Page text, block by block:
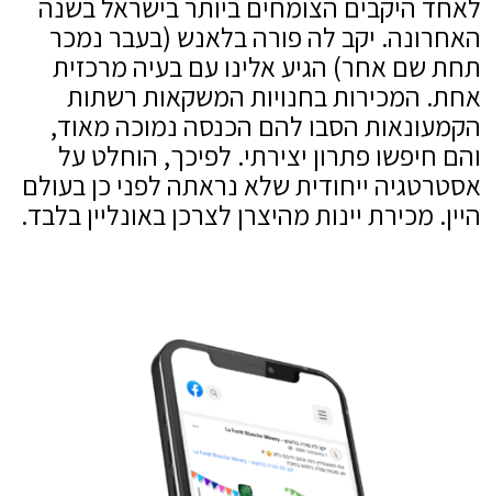
לאחד היקבים הצומחים ביותר בישראל בשנה
האחרונה. יקב לה פורה בלאנש (בעבר נמכר
תחת שם אחר) הגיע אלינו עם בעיה מרכזית
אחת. המכירות בחנויות המשקאות רשתות
הקמעונאות הסבו להם הכנסה נמוכה מאוד,
והם חיפשו פתרון יצירתי. לפיכך, הוחלט על
אסטרטגיה ייחודית שלא נראתה לפני כן בעולם
היין. מכירת יינות מהיצרן לצרכן באונליין בלבד.